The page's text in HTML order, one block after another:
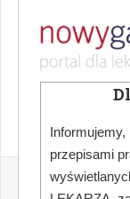
Więcej
Stomatologiczny"
prenumeratę w
Refundacja
przepisami